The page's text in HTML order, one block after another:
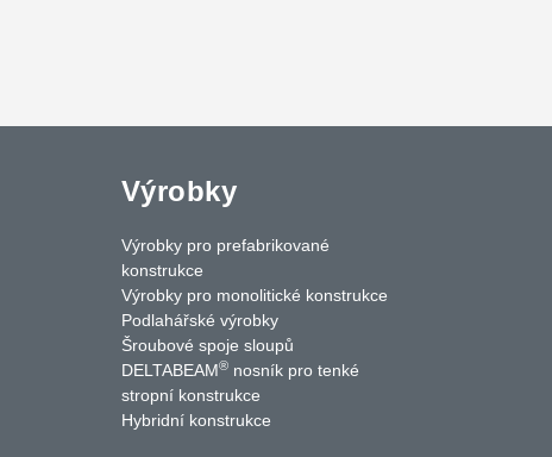
Výrobky
Výrobky pro prefabrikované
konstrukce
Výrobky pro monolitické konstrukce
Podlahářské výrobky
Šroubové spoje sloupů
DELTABEAM® nosník pro tenké
stropní konstrukce
Hybridní konstrukce